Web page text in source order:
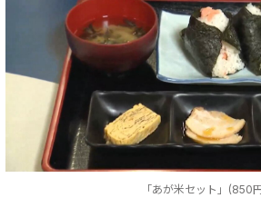
「あが米セット」(850